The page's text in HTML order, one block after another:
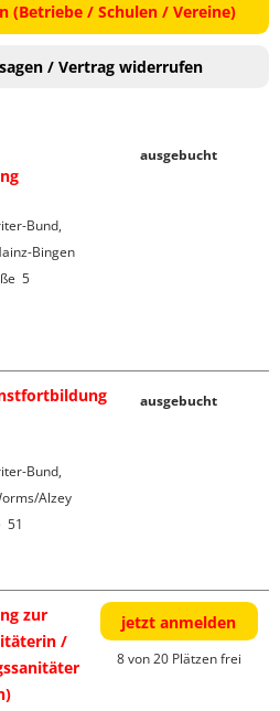
(Betriebe / Schulen / Vereine)
/ Vertrag widerrufen
Bund,
Bingen
5
ausgebucht
Bund,
Alzey
51
ausgebucht
zur
/
jetzt anmelden
8 von 20 Plätzen frei